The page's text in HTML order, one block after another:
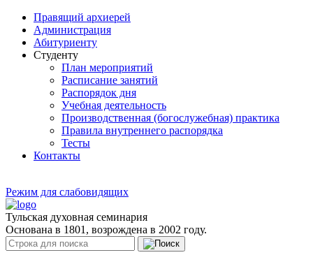
Правящий архиерей
Администрация
Абитуриенту
Студенту
План мероприятий
Расписание занятий
Распорядок дня
Учебная деятельность
Производственная (богослужебная) практика
Правила внутреннего распорядка
Тесты
Контакты
Режим для слабовидящих
Тульская духовная семинария
Основана в 1801, возрождена в 2002 году.